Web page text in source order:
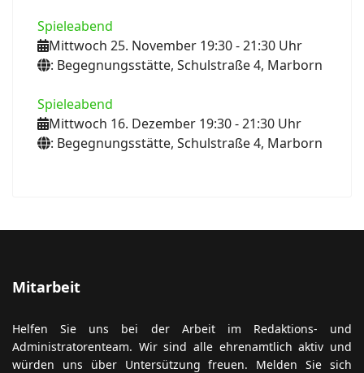
Spieleabend
Mittwoch 25. November 19:30- 21:30 Uhr
: Begegnungsstätte, Schulstraße 4, Marborn
Spieleabend
Mittwoch 16. Dezember 19:30- 21:30 Uhr
: Begegnungsstätte, Schulstraße 4, Marborn
Mitarbeit
Helfen Sie uns bei der Arbeit im Redaktions- und
Administratorenteam. Wir sind alle ehrenamtlich aktiv und
würden uns über Untersützung freuen. Melden Sie sich